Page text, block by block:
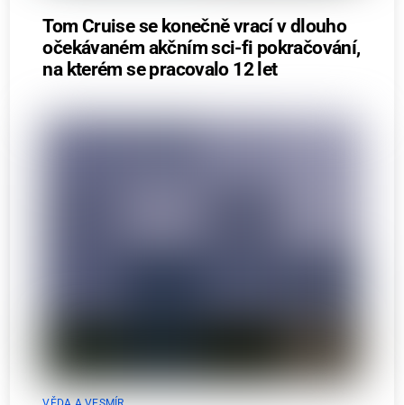
Tom Cruise se konečně vrací v dlouho
očekávaném akčním sci-fi pokračování,
na kterém se pracovalo 12 let